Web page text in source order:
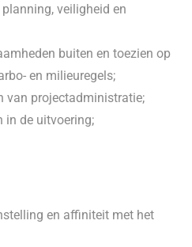
veiligheid en
buiten en toezien op
en milieuregels;
van projectadministratie;
in de uitvoering;
en affiniteit met het